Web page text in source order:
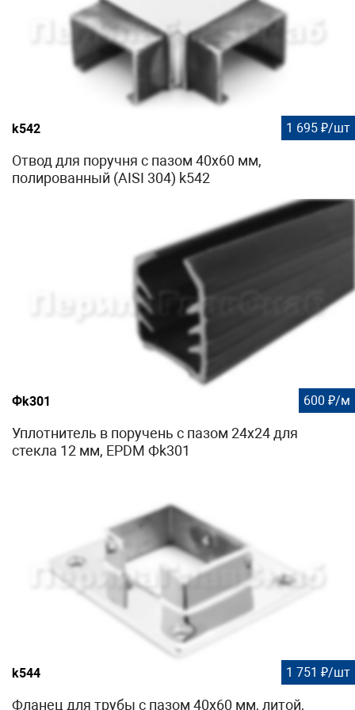
k542 1 695 ₽/шт
Отвод для поручня с пазом 40х60 мм,
полированный (AISI 304) k542
Фk301 600 ₽/м
Уплотнитель в поручень с пазом 24х24 для
стекла 12 мм, EPDM Фk301
k544 1 751 ₽/шт
Фланец для трубы с пазом 40х60 мм, литой,